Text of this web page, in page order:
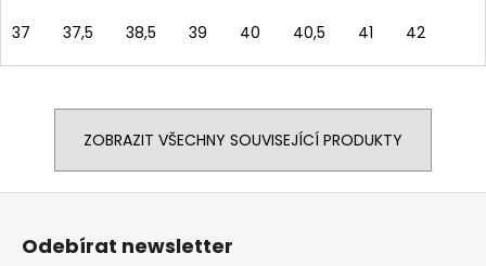
37 37,5 38,5 39 40 40,5 41 42
ZOBRAZIT VŠECHNY SOUVISEJÍCÍ PRODUKTY
Odebírat newsletter